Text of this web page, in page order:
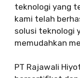
teknologi yang
kami telah
solusi teknologi
memudahkan
PT Rajawali